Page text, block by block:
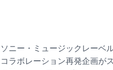
ソニー・ミュージックレーベ
コラボレーション再発企画が